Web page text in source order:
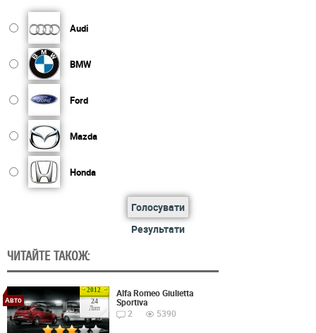
Audi
BMW
Ford
Mazda
Honda
Голосувати
Результати
ЧИТАЙТЕ ТАКОЖ:
2012
24
Лип
Авто
Alfa Romeo Giulietta
Sportiva
2
5390